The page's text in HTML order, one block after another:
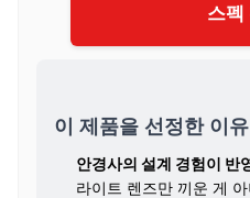
스펙
이 제품을 선정한 이유
안경사의 설계 경험이 반
라이트 렌즈만 끼운 게